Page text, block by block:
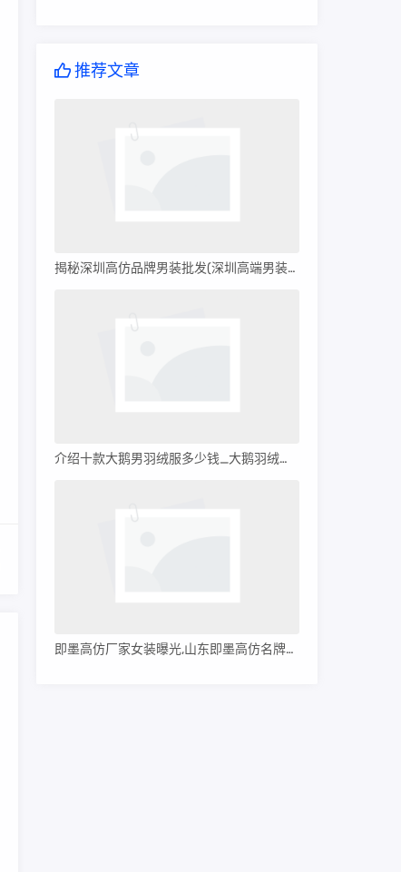
推荐文章
揭秘深圳高仿品牌男装批发(深圳高端男装批发)
介绍十款大鹅男羽绒服多少钱_大鹅羽绒服多少钱?
即墨高仿厂家女装曝光,山东即墨高仿名牌服装